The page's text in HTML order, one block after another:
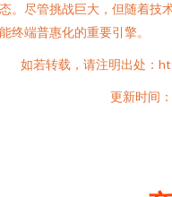
。尽管挑战巨大，但随着技
终端普惠化的重要引擎。
如若转载，请注明出处：
更新时间